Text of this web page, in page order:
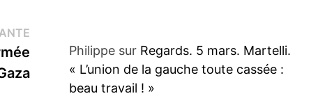
Publication
suivante :Philippesur Regards. 5 mars. Martelli.
« L’union de la gauche toute cassée :
beau travail ! »